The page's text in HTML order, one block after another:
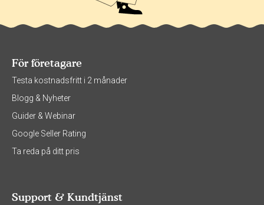
För företagare
Testa kostnadsfritt i 2 månader
Blogg & Nyheter
Guider & Webinar
Google Seller Rating
Ta reda på ditt pris
Support & Kundtjänst